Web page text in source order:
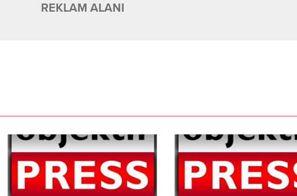
REKLAM ALANI